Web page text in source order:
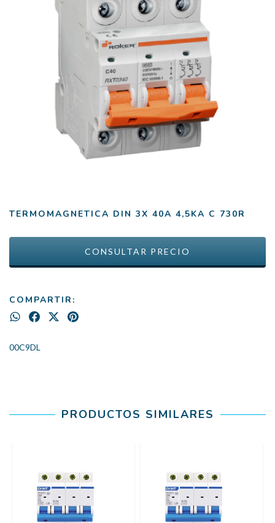
TERMOMAGNETICA DIN 3X 40A 4,5KA C 730R
COMPARTIR:
00C9DL
PRODUCTOS SIMILARES